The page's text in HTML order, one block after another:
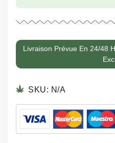
Livraison Prévue En 24/48
SKU: N/A